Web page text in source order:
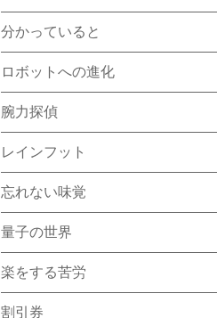
分かっていると
ロボットへの進化
腕力探偵
レインフット
忘れない味覚
量子の世界
楽をする苦労
割引券